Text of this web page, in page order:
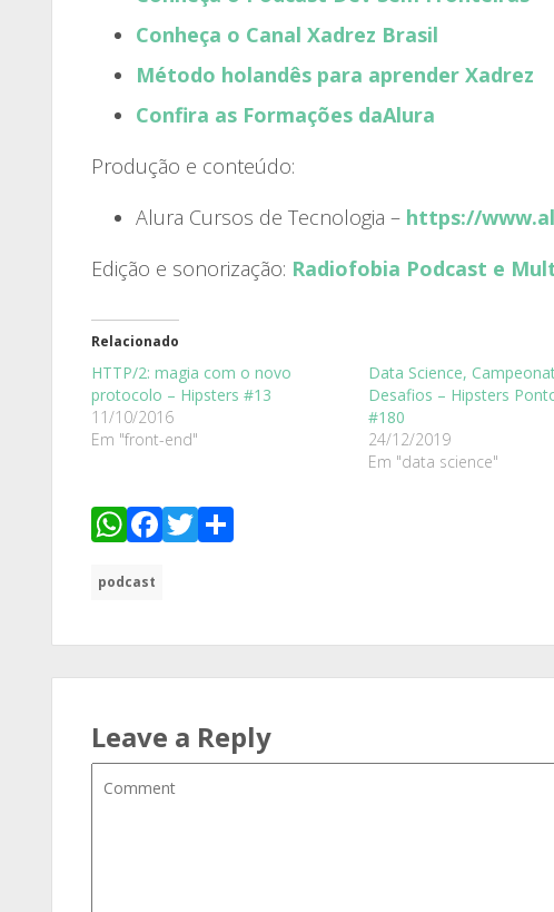
Conheça o Canal Xadrez Brasil
Método holandês para aprender Xadrez
Confira as Formações daAlura
Produção e conteúdo:
Alura Cursos de Tecnologia – https://
Edição e sonorização: Radiofobia Podcast e
Relacionado
HTTP/2: magia com o novo
protocolo – Hipsters #13
11/10/2016
Em "front-end"
Data Science,
Desafios – Hipsters
#180
24/12/2019
Em "data science"
WhatsApp
Facebook
Twitter
podcast
Leave a Reply